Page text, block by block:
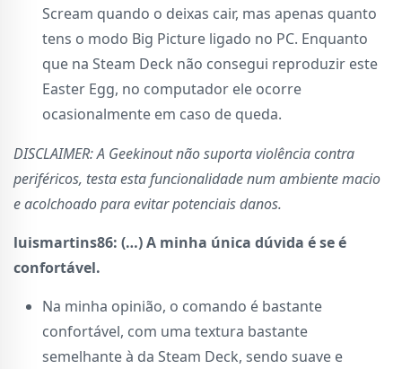
Scream quando o deixas cair, mas apenas quanto
tens o modo Big Picture ligado no PC. Enquanto
que na Steam Deck não consegui reproduzir este
Easter Egg, no computador ele ocorre
ocasionalmente em caso de queda.
DISCLAIMER: A Geekinout não suporta violência contra
periféricos, testa esta funcionalidade num ambiente macio
e acolchoado para evitar potenciais danos.
luismartins86: (…) A minha única dúvida é se é
confortável.
Na minha opinião, o comando é bastante
confortável, com uma textura bastante
semelhante à da Steam Deck, sendo suave e